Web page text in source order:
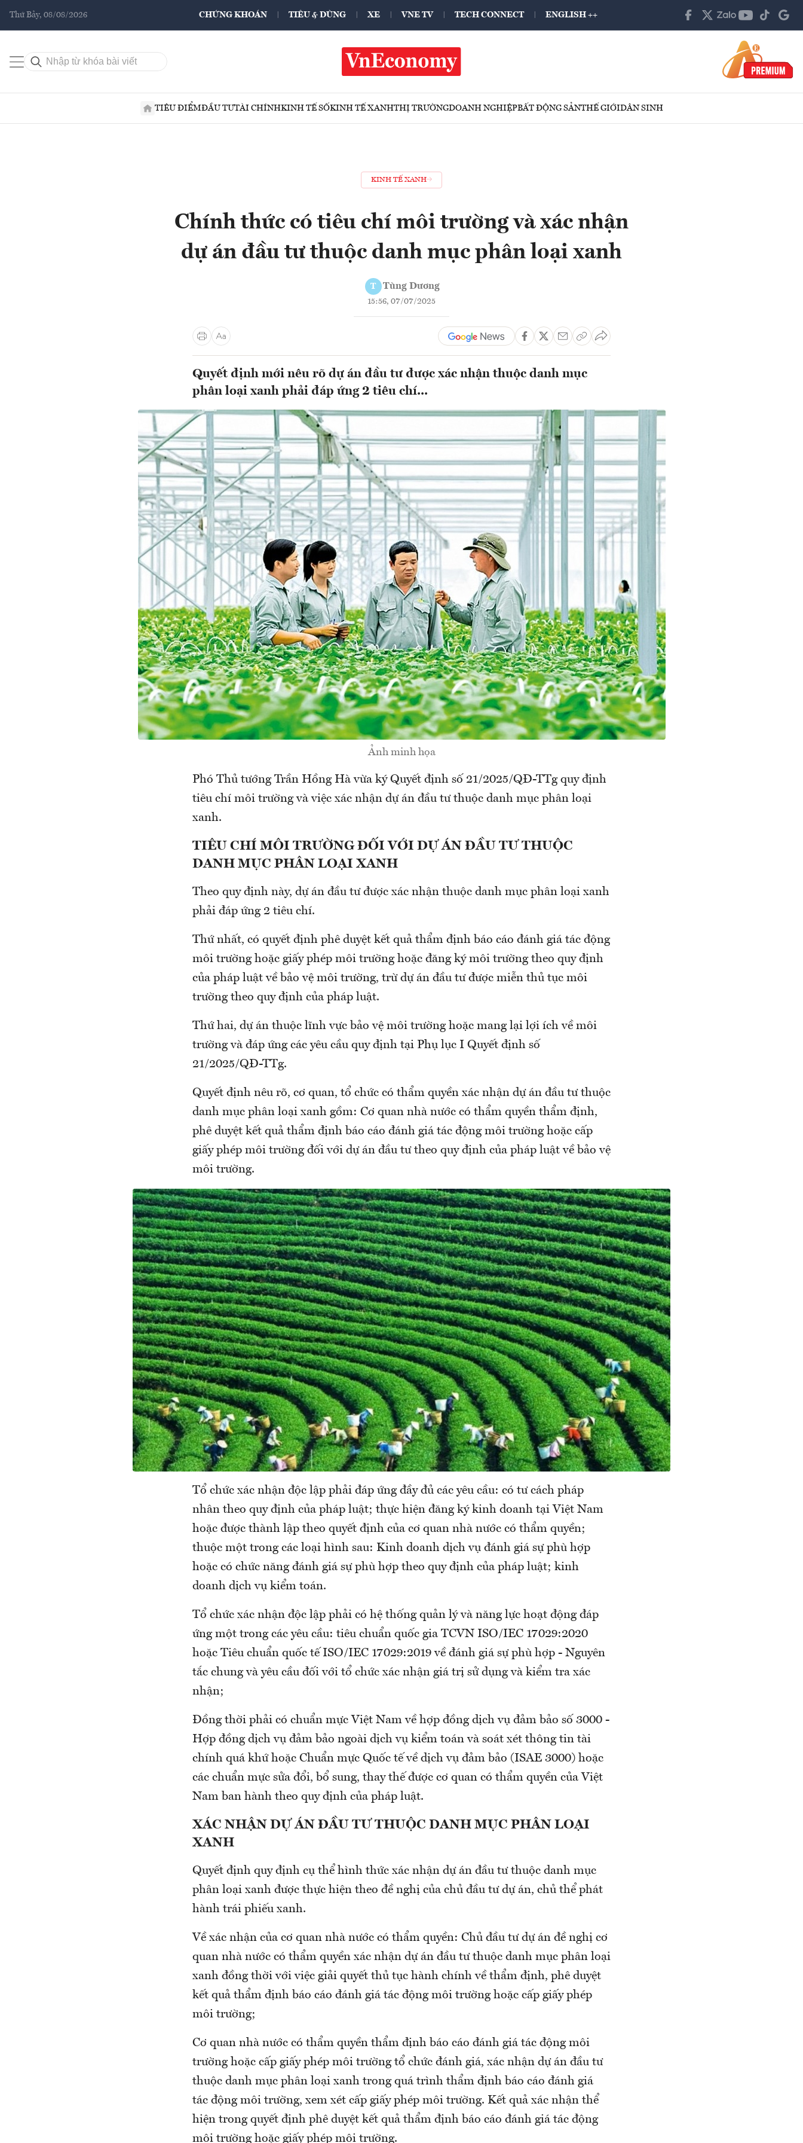
Thứ Bảy, 08/08/2026 CHỨNG KHOÁN TIÊU & DÙNG XE VNE TV TECH CONNECT ENGLISH ++
TIÊU ĐIỂMĐẦU TƯTÀI CHÍNHKINH TẾ SỐKINH TẾ XANHTHỊ TRƯỜNGDOANH NGHIỆPBẤT ĐỘNG SẢNTHẾ GIỚIDÂN SINH
KINH TẾ XANH
Chính thức có tiêu chí môi trường và xác nhận
dự án đầu tư thuộc danh mục phân loại xanh
T Tùng Dương
15:56, 07/07/2025
Quyết định mới nêu rõ dự án đầu tư được xác nhận thuộc danh mục
phân loại xanh phải đáp ứng 2 tiêu chí...
Ảnh minh họa
Phó Thủ tướng Trần Hồng Hà vừa ký Quyết định số 21/2025/QĐ-TTg quy định
tiêu chí môi trường và việc xác nhận dự án đầu tư thuộc danh mục phân loại
xanh.
TIÊU CHÍ MÔI TRƯỜNG ĐỐI VỚI DỰ ÁN ĐẦU TƯ THUỘC
DANH MỤC PHÂN LOẠI XANH
Theo quy định này, dự án đầu tư được xác nhận thuộc danh mục phân loại xanh
phải đáp ứng 2 tiêu chí.
Thứ nhất, có quyết định phê duyệt kết quả thẩm định báo cáo đánh giá tác động
môi trường hoặc giấy phép môi trường hoặc đăng ký môi trường theo quy định
của pháp luật về bảo vệ môi trường, trừ dự án đầu tư được miễn thủ tục môi
trường theo quy định của pháp luật.
Thứ hai, dự án thuộc lĩnh vực bảo vệ môi trường hoặc mang lại lợi ích về môi
trường và đáp ứng các yêu cầu quy định tại Phụ lục I Quyết định số
21/2025/QĐ-TTg.
Quyết định nêu rõ, cơ quan, tổ chức có thẩm quyền xác nhận dự án đầu tư thuộc
danh mục phân loại xanh gồm: Cơ quan nhà nước có thẩm quyền thẩm định,
phê duyệt kết quả thẩm định báo cáo đánh giá tác động môi trường hoặc cấp
giấy phép môi trường đối với dự án đầu tư theo quy định của pháp luật về bảo vệ
môi trường.
Tổ chức xác nhận độc lập phải đáp ứng đầy đủ các yêu cầu: có tư cách pháp
nhân theo quy định của pháp luật; thực hiện đăng ký kinh doanh tại Việt Nam
hoặc được thành lập theo quyết định của cơ quan nhà nước có thẩm quyền;
thuộc một trong các loại hình sau: Kinh doanh dịch vụ đánh giá sự phù hợp
hoặc có chức năng đánh giá sự phù hợp theo quy định của pháp luật; kinh
doanh dịch vụ kiểm toán.
Tổ chức xác nhận độc lập phải có hệ thống quản lý và năng lực hoạt động đáp
ứng một trong các yêu cầu: tiêu chuẩn quốc gia TCVN ISO/IEC 17029:2020
hoặc Tiêu chuẩn quốc tế ISO/IEC 17029:2019 về đánh giá sự phù hợp - Nguyên
tắc chung và yêu cầu đối với tổ chức xác nhận giá trị sử dụng và kiểm tra xác
nhận;
Đồng thời phải có chuẩn mực Việt Nam về hợp đồng dịch vụ đảm bảo số 3000 -
Hợp đồng dịch vụ đảm bảo ngoài dịch vụ kiểm toán và soát xét thông tin tài
chính quá khứ hoặc Chuẩn mực Quốc tế về dịch vụ đảm bảo (ISAE 3000) hoặc
các chuẩn mực sửa đổi, bổ sung, thay thế được cơ quan có thẩm quyền của Việt
Nam ban hành theo quy định của pháp luật.
XÁC NHẬN DỰ ÁN ĐẦU TƯ THUỘC DANH MỤC PHÂN LOẠI
XANH
Quyết định quy định cụ thể hình thức xác nhận dự án đầu tư thuộc danh mục
phân loại xanh được thực hiện theo đề nghị của chủ đầu tư dự án, chủ thể phát
hành trái phiếu xanh.
Về xác nhận của cơ quan nhà nước có thẩm quyền: Chủ đầu tư dự án đề nghị cơ
quan nhà nước có thẩm quyền xác nhận dự án đầu tư thuộc danh mục phân loại
xanh đồng thời với việc giải quyết thủ tục hành chính về thẩm định, phê duyệt
kết quả thẩm định báo cáo đánh giá tác động môi trường hoặc cấp giấy phép
môi trường;
Cơ quan nhà nước có thẩm quyền thẩm định báo cáo đánh giá tác động môi
trường hoặc cấp giấy phép môi trường tổ chức đánh giá, xác nhận dự án đầu tư
thuộc danh mục phân loại xanh trong quá trình thẩm định báo cáo đánh giá
tác động môi trường, xem xét cấp giấy phép môi trường. Kết quả xác nhận thể
hiện trong quyết định phê duyệt kết quả thẩm định báo cáo đánh giá tác động
môi trường hoặc giấy phép môi trường.